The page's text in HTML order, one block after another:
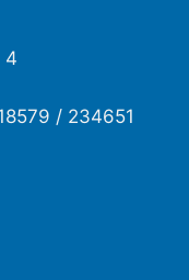
4
/ 234651